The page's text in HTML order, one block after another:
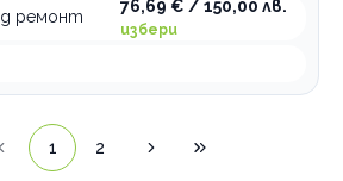
ремонт
76,69 € / 150,00 лв.
избери
1 2